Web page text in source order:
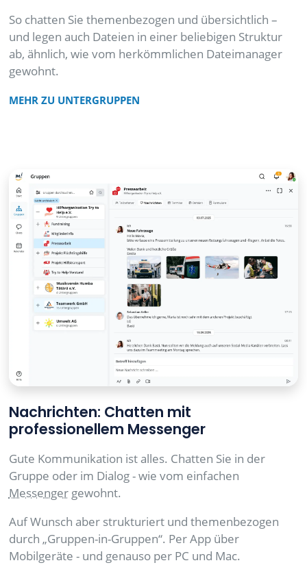
So chatten Sie themenbezogen und übersichtlich –
und legen auch Dateien in einer beliebigen Struktur
ab, ähnlich, wie vom herkömmlichen Dateimanager
gewohnt.
MEHR ZU UNTERGRUPPEN
Nachrichten: Chatten mit
professionellem Messenger
Gute Kommunikation ist alles. Chatten Sie in der
Gruppe oder im Dialog - wie vom einfachen
Messengergewohnt.
Auf Wunsch aber strukturiert und themenbezogen
durch „Gruppen-in-Gruppen“. Per App über
Mobilgeräte - und genauso per PC und Mac.